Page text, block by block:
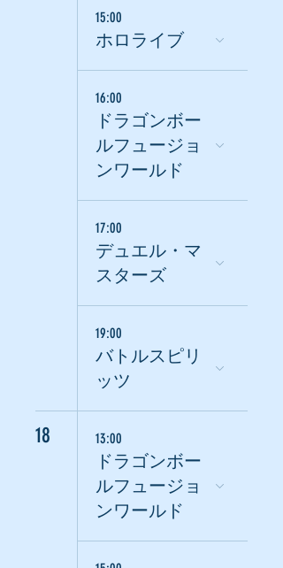
15:00
ホロライブ
16:00
ドラゴンボー
ルフュージョ
ンワールド
17:00
デュエル・マ
スターズ
19:00
バトルスピリ
ッツ
18 13:00
ドラゴンボー
ルフュージョ
ンワールド